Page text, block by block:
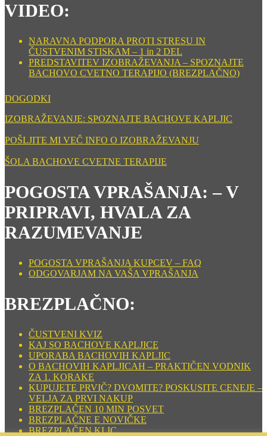
VIDEO:
NARAVNA PODPORA PROTI STRESU IN
ČUSTVENIM STISKAM – 1 in 2 DEL
PREDSTAVITEV IZOBRAŽEVANJA – SPOZNAJTE
BACHOVO CVETNO TERAPIJO (BREZPLAČNO)
DOGODKI
IZOBRAŽEVANJE: SPOZNAJTE BACHOVE KAPLJIC
POŠLJITE MI VEČ INFO O IZOBRAŽEVANJU
ŠOLA BACHOVE CVETNE TERAPIJE
POGOSTA VPRAŠANJA: – V
PRIPRAVI, HVALA ZA
RAZUMEVANJE
POGOSTA VPRAŠANJA KUPCEV – FAQ
ODGOVARJAM NA VAŠA VPRAŠANJA
BREZPLAČNO:
ČUSTVENI KVIZ
KAJ SO BACHOVE KAPLJICE
UPORABA BACHOVIH KAPLJIC
O BACHOVIH KAPLJICAH – PRAKTIČEN VODNIK
ZA 1. KORAKE
KUPUJETE PRVIČ? DVOMITE? POSKUSITE CENEJE –
VELJA ZA PRVI NAKUP
BREZPLAČEN 10 MIN POSVET
BREZPLAČNE E NOVIČKE
BREZPLAČEN KLIC